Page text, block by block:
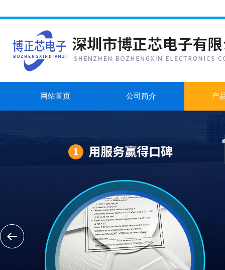
网站首页 公司简介 产